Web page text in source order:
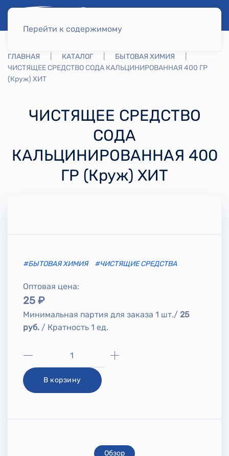
Перейти к содержимому
ГЛАВНАЯ КАТАЛОГ
БЫТОВАЯ ХИМИЯ
ЧИСТЯЩЕЕ СРЕДСТВО СОДА КАЛЬЦИНИРОВАННАЯ 400 ГР
(Круж) ХИТ
ЧИСТЯЩЕЕ СРЕДСТВО
СОДА
КАЛЬЦИНИРОВАННАЯ 400
ГР (Круж) ХИТ
#БЫТОВАЯ ХИМИЯ #ЧИСТЯЩИЕ СРЕДСТВА
Оптовая цена:
25 ₽
Минимальная партия для заказа 1 шт./ 25
руб. / Кратность 1 ед.
В корзину
Обзор